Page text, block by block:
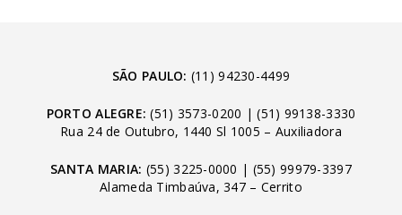
SÃO PAULO: (11) 94230-4499
PORTO ALEGRE: (51) 3573-0200 |(51) 99138-3330
Rua 24 de Outubro, 1440 Sl 1005 – Auxiliadora
SANTA MARIA: (55) 3225-0000 | (55) 99979-3397
Alameda Timbaúva, 347 – Cerrito